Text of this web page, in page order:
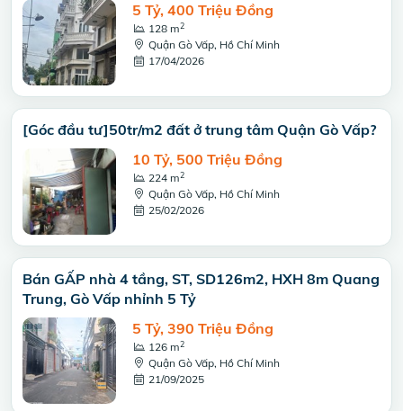
5 Tỷ, 400 Triệu Đồng
128 m2
Quận Gò Vấp, Hồ Chí Minh
17/04/2026
[Góc đầu tư]50tr/m2 đất ở trung tâm Quận Gò Vấp?
10 Tỷ, 500 Triệu Đồng
224 m2
Quận Gò Vấp, Hồ Chí Minh
25/02/2026
Bán GẤP nhà 4 tầng, ST, SD126m2, HXH 8m Quang
Trung, Gò Vấp nhỉnh 5 Tỷ
5 Tỷ, 390 Triệu Đồng
126 m2
Quận Gò Vấp, Hồ Chí Minh
21/09/2025